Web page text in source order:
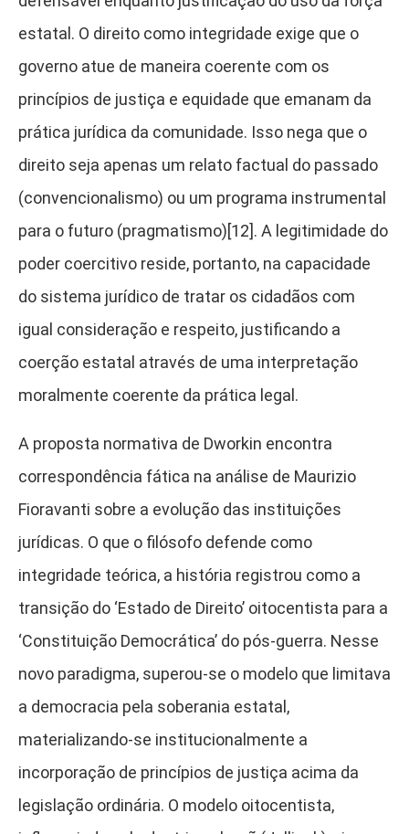
estatal. O direito como integridade exige que o
governo atue de maneira coerente com os
princípios de justiça e equidade que emanam da
prática jurídica da comunidade. Isso nega que o
direito seja apenas um relato factual do passado
(convencionalismo) ou um programa instrumental
para o futuro (pragmatismo)[12]. A legitimidade do
poder coercitivo reside, portanto, na capacidade
do sistema jurídico de tratar os cidadãos com
igual consideração e respeito, justificando a
coerção estatal através de uma interpretação
moralmente coerente da prática legal.
A proposta normativa de Dworkin encontra
correspondência fática na análise de Maurizio
Fioravanti sobre a evolução das instituições
jurídicas. O que o filósofo defende como
integridade teórica, a história registrou como a
transição do ‘Estado de Direito’ oitocentista para a
‘Constituição Democrática’ do pós-guerra. Nesse
novo paradigma, superou-se o modelo que limitava
a democracia pela soberania estatal,
materializando-se institucionalmente a
incorporação de princípios de justiça acima da
legislação ordinária. O modelo oitocentista,